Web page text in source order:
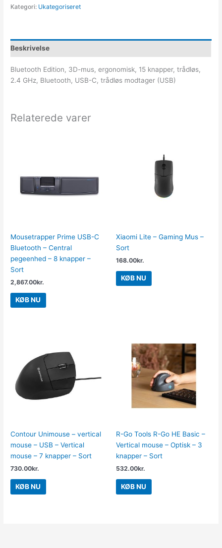
Kategori: Ukategoriseret
Beskrivelse
Bluetooth Edition, 3D-mus, ergonomisk, 15 knapper, trådløs,
2.4 GHz, Bluetooth, USB-C, trådløs modtager (USB)
Relaterede varer
Mousetrapper Prime USB-C
Bluetooth – Central
pegeenhed – 8 knapper –
Sort
2,867.00kr.
KØB NU
Xiaomi Lite – Gaming Mus –
Sort
168.00kr.
KØB NU
Contour Unimouse – vertical
mouse – USB – Vertical
mouse – 7 knapper – Sort
730.00kr.
KØB NU
R-Go Tools R-Go HE Basic –
Vertical mouse – Optisk – 3
knapper – Sort
532.00kr.
KØB NU